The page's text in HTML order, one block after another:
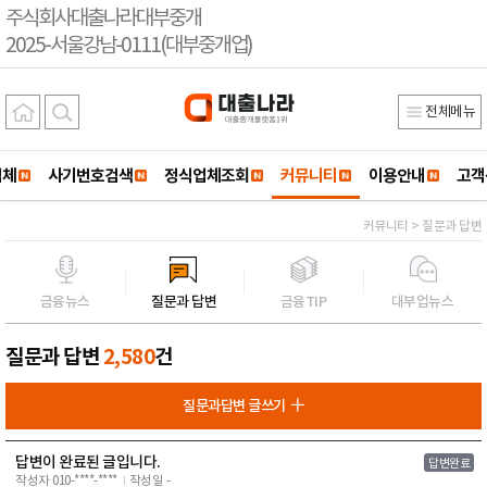
주식회사대출나라대부중개
2025-서울강남-0111(대부중개업)
전체메뉴
사기번호검색 정식업체조회 커뮤니티 이용안내 고
커뮤니티 > 질문과 답변
금융뉴스 질문과 답변 금융TIP 대부업뉴스
질문과 답변 2,580건
질문과답변 글쓰기
답변이 완료된 글입니다.
작성자 010-****-**** 작성일 -
답변완료